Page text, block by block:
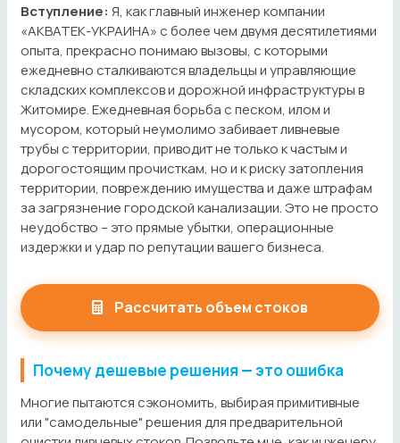
Вступление: Я, как главный инженер компании
«АКВАТЕК-УКРАИНА» с более чем двумя десятилетиями
опыта, прекрасно понимаю вызовы, с которыми
ежедневно сталкиваются владельцы и управляющие
складских комплексов и дорожной инфраструктуры в
Житомире. Ежедневная борьба с песком, илом и
мусором, который неумолимо забивает ливневые
трубы с территории, приводит не только к частым и
дорогостоящим прочисткам, но и к риску затопления
территории, повреждению имущества и даже штрафам
за загрязнение городской канализации. Это не просто
неудобство – это прямые убытки, операционные
издержки и удар по репутации вашего бизнеса.
Рассчитать объем стоков
Почему дешевые решения — это ошибка
Многие пытаются сэкономить, выбирая примитивные
или "самодельные" решения для предварительной